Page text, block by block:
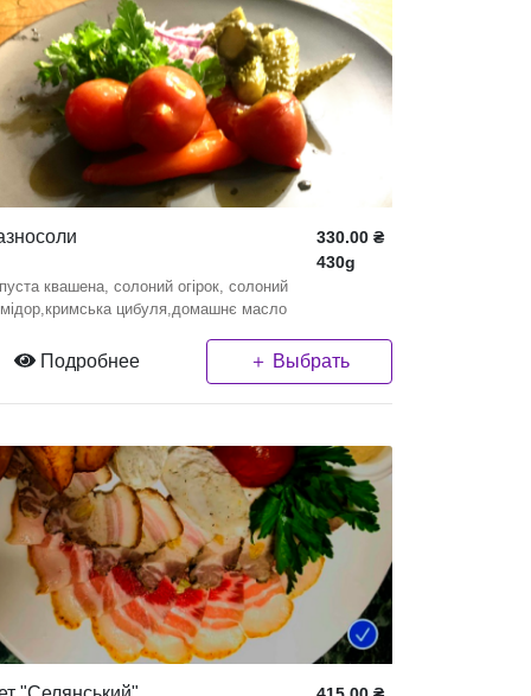
330.00 ₴
430g
квашена, солоний огірок, солоний
цибуля,домашнє масло
Подробнее ＋ Выбрать